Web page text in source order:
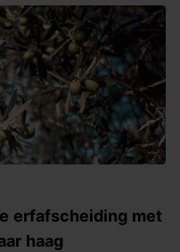
erfafscheiding met
haag